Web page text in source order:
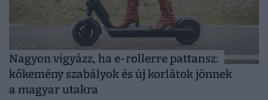
Nagyon vigyázz, ha e-rollerre pattansz:
kőkemény szabályok és új korlátok jönnek
a magyar utakra